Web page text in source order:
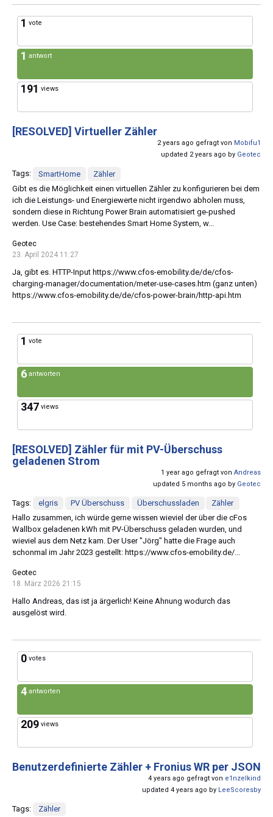
1 vote
1 antwort
191 views
[RESOLVED] Virtueller Zähler
2 years ago gefragt von Mobifu1
updated 2 years ago by Geotec
Tags: SmartHome
Zähler
Gibt es die Möglichkeit einen virtuellen Zähler zu konfigurieren bei dem
ich die Leistungs- und Energiewerte nicht irgendwo abholen muss,
sondern diese in Richtung Power Brain automatisiert ge-pushed
werden. Use Case: bestehendes Smart Home System, w...
Geotec
23. April 2024 11:27
Ja, gibt es. HTTP-Input https://www.cfos-emobility.de/de/cfos-
charging-manager/documentation/meter-use-cases.htm (ganz unten)
https://www.cfos-emobility.de/de/cfos-power-brain/http-api.htm
1 vote
6 antworten
347 views
[RESOLVED] Zähler für mit PV-Überschuss
geladenen Strom
1 year ago gefragt von Andreas
updated 5 months ago by Geotec
Tags: elgris PV Überschuss Überschussladen
Zähler
Hallo zusammen, ich würde gerne wissen wieviel der über die cFos
Wallbox geladenen kWh mit PV-Überschuss geladen wurden, und
wieviel aus dem Netz kam. Der User "Jörg" hatte die Frage auch
schonmal im Jahr 2023 gestellt: https://www.cfos-emobility.de/...
Geotec
18. März 2026 21:15
Hallo Andreas, das ist ja ärgerlich! Keine Ahnung wodurch das
ausgelöst wird.
0 votes
4 antworten
209 views
Benutzerdefinierte Zähler + Fronius WR per JSON
4 years ago gefragt von e1nzelkind
updated 4 years ago by LeeScoresby
Tags:
Zähler